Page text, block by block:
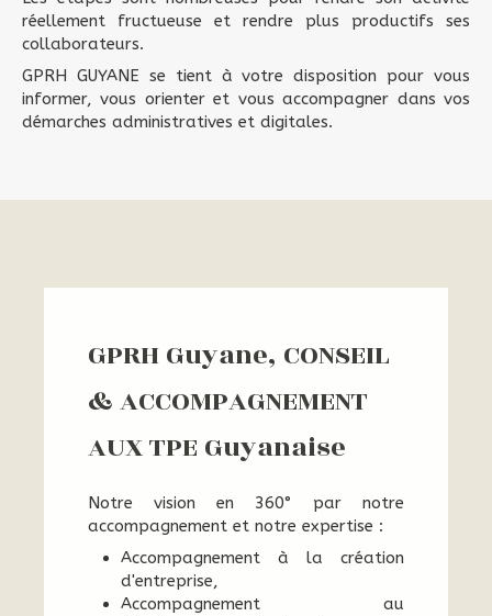
réellement fructueuse et rendre plus productifs ses
collaborateurs.
GPRH GUYANE se tient à votre disposition pour vous
informer, vous orienter et vous accompagner dans vos
démarches administratives et digitales.
GPRH Guyane, CONSEIL
& ACCOMPAGNEMENT
AUX TPE Guyanaise
Notre vision en 360° par notre
accompagnement et notre expertise :
Accompagnement à la création
d'entreprise,
Accompagnement au